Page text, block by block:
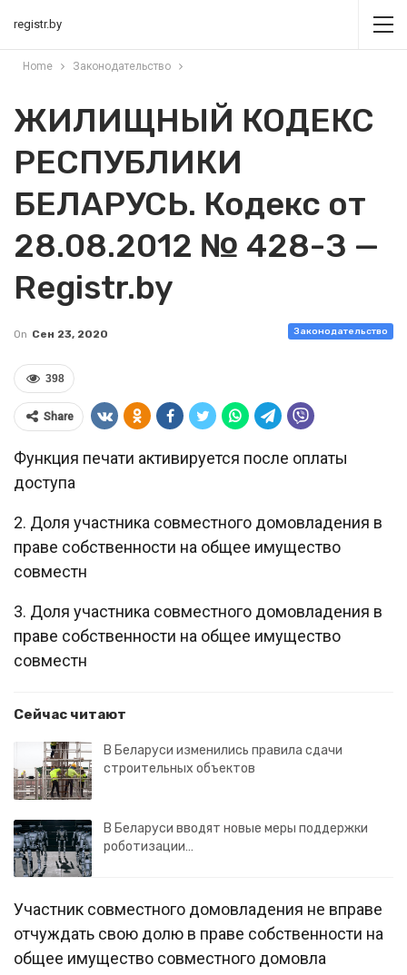
registr.by
Home Законодательство
ЖИЛИЩНЫЙ КОДЕКС
РЕСПУБЛИКИ
БЕЛАРУСЬ. Кодекс от
28.08.2012 № 428-З —
Registr.by
Законодательство
On Сен 23, 2020
398
Share
Функция печати активируется после оплаты
доступа
2. Доля участника совместного домовладения в
праве собственности на общее имущество
совместн
3. Доля участника совместного домовладения в
праве собственности на общее имущество
совместн
Сейчас читают
В Беларуси изменились правила сдачи
строительных объектов
В Беларуси вводят новые меры поддержки
роботизации…
Участник совместного домовладения не вправе
отчуждать свою долю в праве собственности на
общее имущество совместного домовла